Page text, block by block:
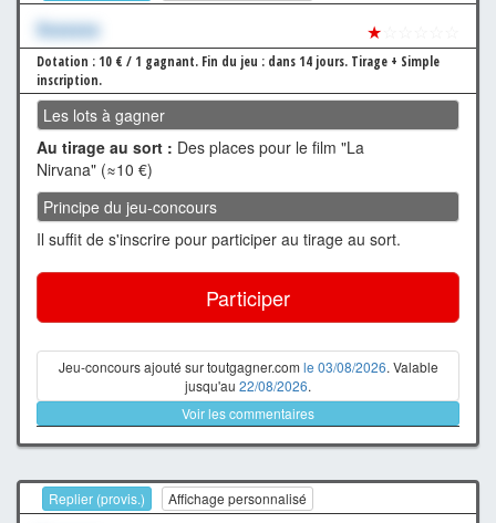
Xxxxxxx ★
Dotation : 10 € / 1 gagnant. Fin du jeu : dans 14 jours. Tirage + Simple
inscription.
Les lots à gagner
Au tirage au sort : Des places pour le film "La
Nirvana" (≈10 €)
Principe du jeu-concours
Il suffit de s'inscrire pour participer au tirage au sort.
Participer
Jeu-concours ajouté sur toutgagner.com le 03/08/2026. Valable
jusqu'au 22/08/2026.
Voir les commentaires
Replier (provis.) Affichage personnalisé